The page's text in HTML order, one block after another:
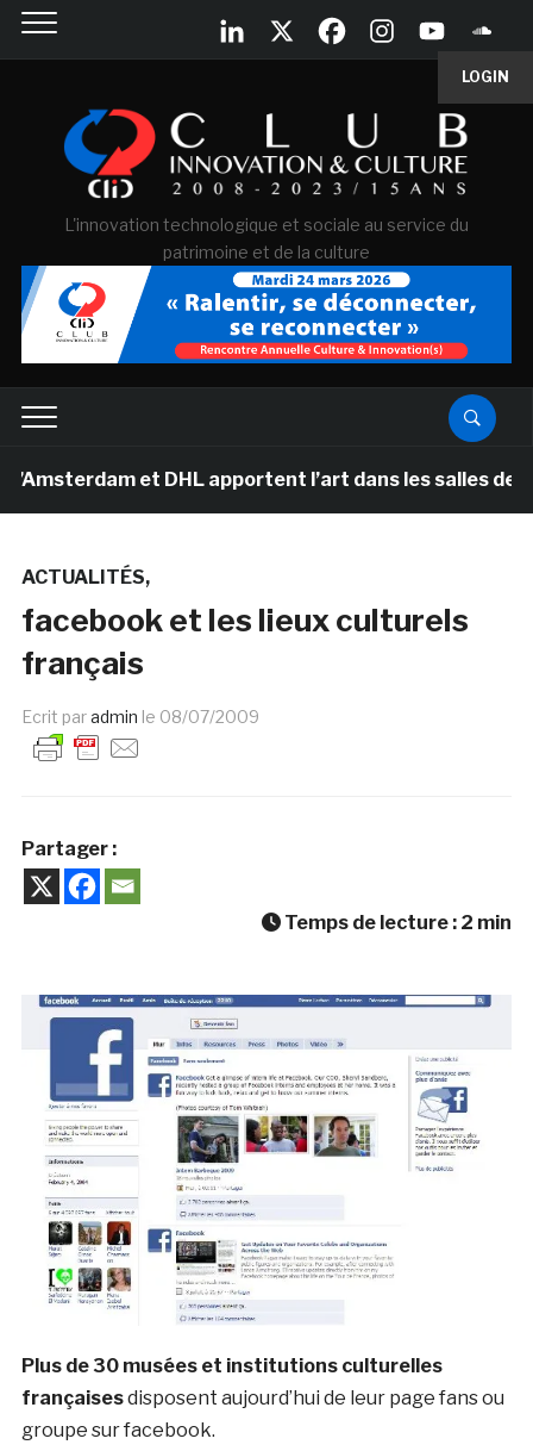
LOGIN
L'innovation technologique et sociale au service du
patrimoine et de la culture
et DHL apportent l’art dans les salles de
ACTUALITÉS
facebook et les lieux culturels
français
Ecrit paradmin le 08/07/2009
Partager :
Temps de lecture : 2 min
Plus de 30 musées et institutions culturelles
françaisesdisposent aujourd’hui de leur page fans ou
groupe sur facebook.